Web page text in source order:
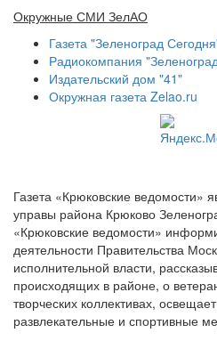
Окружные СМИ ЗелАО
Газета "Зеленоград
Радиокомпания
Издательский дом "41"
Окружная газета Zelao.ru
Газета «Крюковские ведомости»
управы района Крюково
«Крюковские ведомости»
деятельности Правительства
исполнительной власти,
происходящих в районе, о
творческих коллективах,
развлекательные и спортивные